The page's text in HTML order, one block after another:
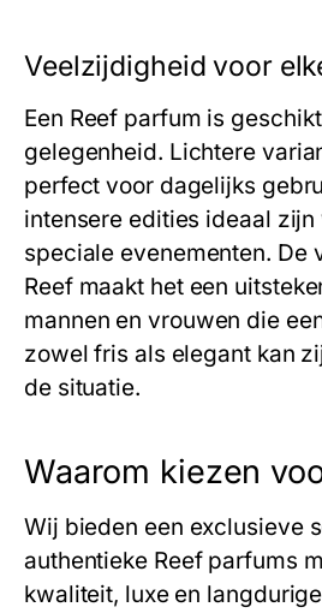
Veelzijdigheid voor
Een Reef parfum is
gelegenheid. Lichtere
perfect voor dagelijks
intensere edities ideaal
speciale evenementen. De
Reefmaakt het een
mannen en vrouwen die
zowel fris als elegant kan
de situatie.
Waarom kiezen
Wij bieden een exclusieve
authentieke Reefparfums
kwaliteit, luxe en